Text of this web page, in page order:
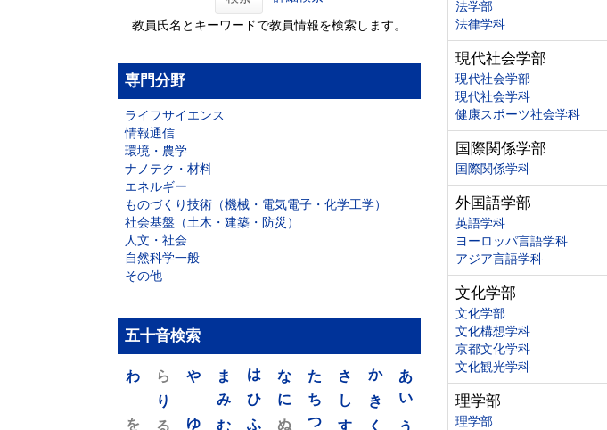
教員氏名とキーワードで教員情報を検索します。
専門分野
ライフサイエンス
情報通信
環境・農学
ナノテク・材料
エネルギー
ものづくり技術（機械・電気電子・化学工学）
社会基盤（土木・建築・防災）
人文・社会
自然科学一般
その他
五十音検索
あ
い
う
か
き
く
さ
し
す
た
ち
つ
な
に
ぬ
は
ひ
ふ
ま
み
む
や
ゆ
ら
り
る
わ
を
法学部
法律学科
現代社会学部
現代社会学部
現代社会学科
健康スポーツ社会学科
国際関係学部
国際関係学科
外国語学部
英語学科
ヨーロッパ言語学科
アジア言語学科
文化学部
文化学部
文化構想学科
京都文化学科
文化観光学科
理学部
理学部